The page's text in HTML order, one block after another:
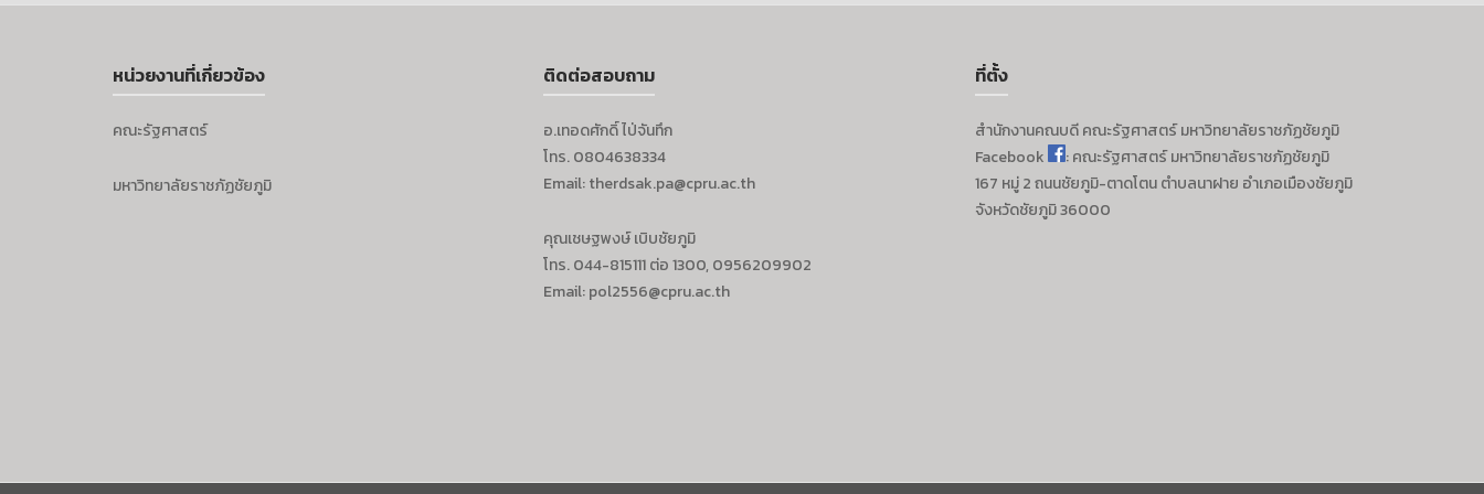
หน่วยงานที่เกี่ยวข้อง
คณะรัฐศาสตร์
มหาวิทยาลัยราชภัฏชัยภูมิ
ติดต่อสอบถาม
อ.เทอดศักดิ์ ไป่จันทึก
โทร. 0804638334
Email: therdsak.pa@cpru.ac.th
คุณเชษฐพงษ์ เบิบชัยภูมิ
โทร. 044-815111 ต่อ 1300, 0956209902
Email: pol2556@cpru.ac.th
ที่ตั้ง
สำนักงานคณบดีคณะรัฐศาสตร์มหาวิทยาลัยราชภัฏชัยภูมิ
Facebook
: คณะรัฐศาสตร์ มหาวิทยาลัยราชภัฏชัยภูมิ
167 หมู่ 2 ถนนชัยภูมิ-ตาดโตน ตำบลนาฝาย อำเภอเมืองชัยภูมิ
จังหวัดชัยภูมิ 36000